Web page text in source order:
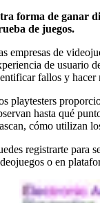
forma de ganar
de juegos.
empresas de
de usuario
fallos y hacer
playtesters
hasta qué
cómo utilizan
registrarte para
o en